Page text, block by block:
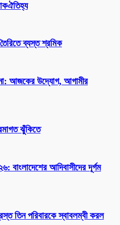
ব্যস্ত শ্রমিক
আজকের উদ্যোগ, আগামীর
ঝুঁকিতে
বাংলাদেশের আদিবাসীদের দূর্গম
তিন পরিবারকে স্বাবলম্বী করল